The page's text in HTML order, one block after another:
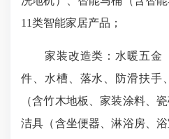
11类智能家居产品；
家装改造类：水暖五金
件、水槽、落水、防滑扶手
（含竹木地板、家装涂料、
洁具（含坐便器、淋浴房、